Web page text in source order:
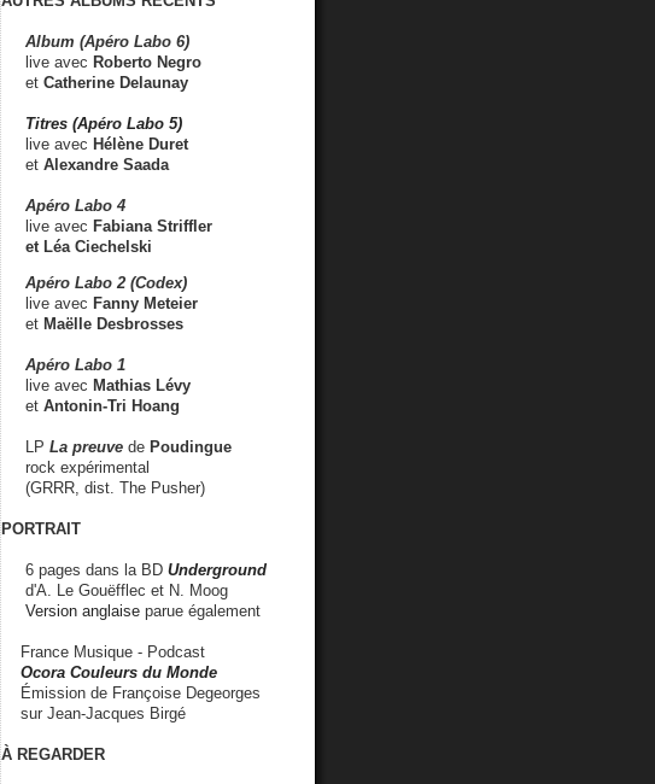
Album (Apéro Labo 6)
live avec Roberto Negro
et Catherine Delaunay
Titres (Apéro Labo 5)
live avec Hélène Duret
et Alexandre Saada
Apéro Labo 4
live avec Fabiana Striffler
et Léa Ciechelski
Apéro Labo 2 (Codex)
live avec Fanny Meteier
et Maëlle Desbrosses
Apéro Labo 1
live avec Mathias Lévy
et Antonin-Tri Hoang
LP La preuve de Poudingue
rock expérimental
(GRRR, dist. The Pusher)
PORTRAIT
6 pages dans la BD Underground
d'A. Le Gouëfflec et N. Moog
Version anglaise parue également
France Musique - Podcast
Ocora Couleurs du Monde
Émission de Françoise Degeorges
sur Jean-Jacques Birgé
À REGARDER